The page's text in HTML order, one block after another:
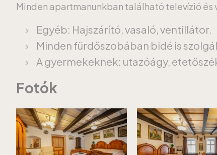
Minden apartmanunkban található televízió és
Egyéb: Hajszárító, vasaló, ventillátor.
Minden fürdőszobában bidé is
A gyermekeknek: utazóágy,
Fotók